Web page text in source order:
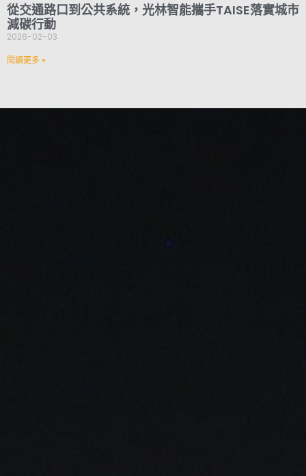
從交通路口到公共系統，光林智能攜手TAISE落實城市
減碳行動
2026-02-03
閱讀更多 »